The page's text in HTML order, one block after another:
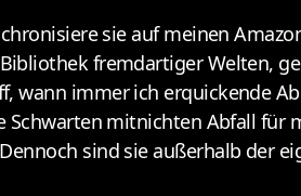
sie auf meinen
fremdartiger Welten,
wann immer ich erquickende
mitnichten Abfall für
sind sie außerhalb der